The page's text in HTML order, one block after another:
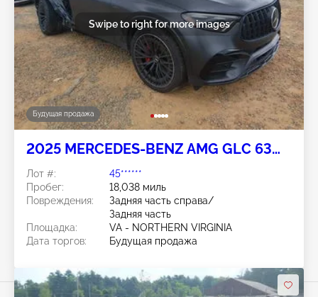
Будущая продажа
Swipe to right for more images
2025 MERCEDES-BENZ AMG GLC 63
Лот #:
45******
Пробег:
18,038 миль
Повреждения:
Задняя часть справа/
Задняя часть
Площадка:
VA - NORTHERN VIRGINIA
Дата торгов:
Будущая продажа